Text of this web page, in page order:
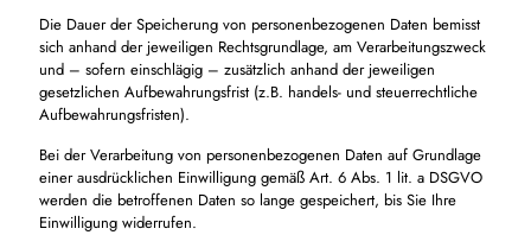
Die Dauer der Speicherung von personenbezogenen Daten bemisst
sich anhand der jeweiligen Rechtsgrundlage, am Verarbeitungszweck
und – sofern einschlägig – zusätzlich anhand der jeweiligen
gesetzlichen Aufbewahrungsfrist (z.B. handels- und steuerrechtliche
Aufbewahrungsfristen).
Bei der Verarbeitung von personenbezogenen Daten auf Grundlage
einer ausdrücklichen Einwilligung gemäß Art. 6 Abs. 1 lit. a DSGVO
werden die betroffenen Daten so lange gespeichert, bis Sie Ihre
Einwilligung widerrufen.